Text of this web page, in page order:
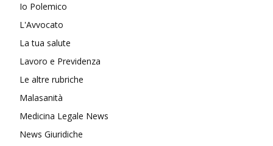
Io Polemico
L'Avvocato
La tua salute
Lavoro e Previdenza
Le altre rubriche
Malasanità
Medicina Legale News
News Giuridiche